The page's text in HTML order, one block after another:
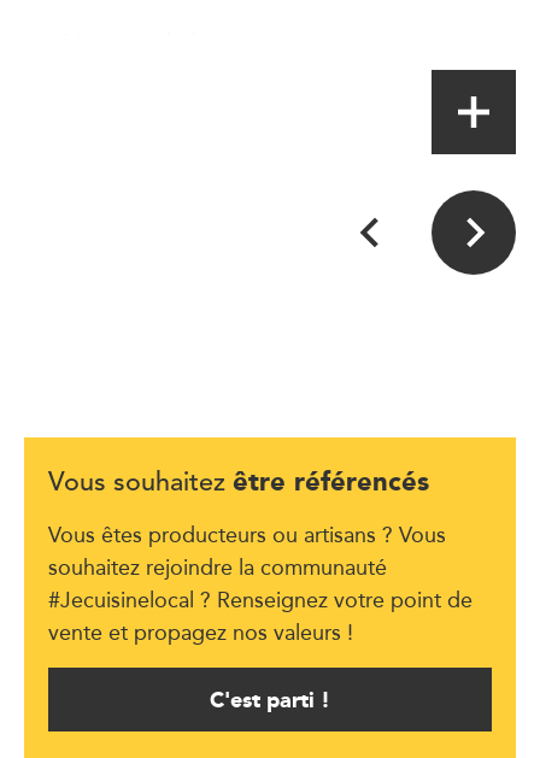
Vous souhaitez être référencés
Vous êtes producteurs ou artisans ? Vous
souhaitez rejoindre la communauté
#Jecuisinelocal ? Renseignez votre point de
vente et propagez nos valeurs !
C'est parti !